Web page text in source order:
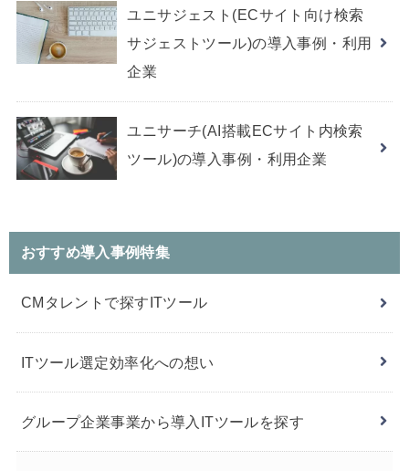
ユニサジェスト(ECサイト向け検索
サジェストツール)の導入事例・利用
企業
ユニサーチ(AI搭載ECサイト内検索
ツール)の導入事例・利用企業
おすすめ導入事例特集
CMタレントで探すITツール
ITツール選定効率化への想い
グループ企業事業から導入ITツールを探す